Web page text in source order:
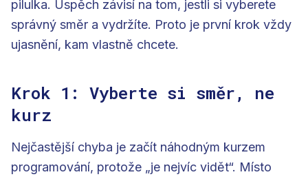
pilulka. Úspěch závisí na tom, jestli si vyberete
správný směr a vydržíte. Proto je první krok vždy
ujasnění, kam vlastně chcete.
Krok 1: Vyberte si směr, ne
kurz
Nejčastější chyba je začít náhodným kurzem
programování, protože „je nejvíc vidět“. Místo